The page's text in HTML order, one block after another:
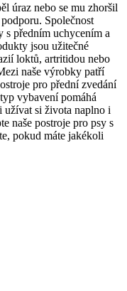
úraz nebo se mu zhoršil
Společnost
s předním uchycením a
jsou užitečné
loktů, artritidou nebo
naše výrobky patří
pro přední zvedání
vybavení pomáhá
užívat si života naplno i
naše postroje pro psy s
pokud máte jakékoli